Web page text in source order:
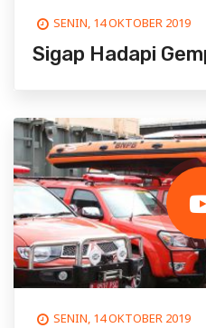
SENIN, 14 OKTOBER 2019
Sigap Hadapi
SENIN, 14 OKTOBER 2019